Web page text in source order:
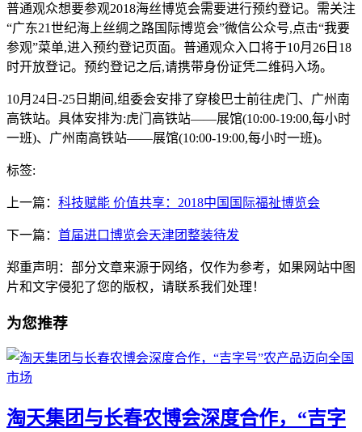
普通观众想要参观2018海丝博览会需要进行预约登记。需关注
“广东21世纪海上丝绸之路国际博览会”微信公众号,点击“我要
参观”菜单,进入预约登记页面。普通观众入口将于10月26日18
时开放登记。预约登记之后,请携带身份证凭二维码入场。
10月24日-25日期间,组委会安排了穿梭巴士前往虎门、广州南
高铁站。具体安排为:虎门高铁站——展馆(10:00-19:00,每小时
一班)、广州南高铁站——展馆(10:00-19:00,每小时一班)。
标签:
上一篇： 科技赋能 价值共享：2018中国国际福祉博览会
下一篇： 首届进口博览会天津团整装待发
郑重声明：部分文章来源于网络，仅作为参考，如果网站中图
片和文字侵犯了您的版权，请联系我们处理！
为您推荐
淘天集团与长春农博会深度合作，“吉字